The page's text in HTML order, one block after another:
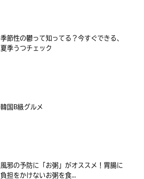
季節性の鬱って知ってる？今すぐできる、
夏季うつチェック
韓国B級グルメ
風邪の予防に「お粥」がオススメ！胃腸に
負担をかけないお粥を食...